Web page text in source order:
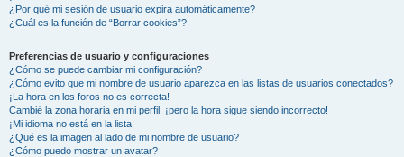
¿Por qué mi sesión de usuario expira automáticamente?
¿Cuál es la función de “Borrar cookies”?
Preferencias de usuario y configuraciones
¿Cómo se puede cambiar mi configuración?
¿Cómo evito que mi nombre de usuario aparezca en las listas de usuarios conectados?
¡La hora en los foros no es correcta!
Cambié la zona horaria en mi perfil, ¡pero la hora sigue siendo incorrecto!
¡Mi idioma no está en la lista!
¿Qué es la imagen al lado de mi nombre de usuario?
¿Cómo puedo mostrar un avatar?